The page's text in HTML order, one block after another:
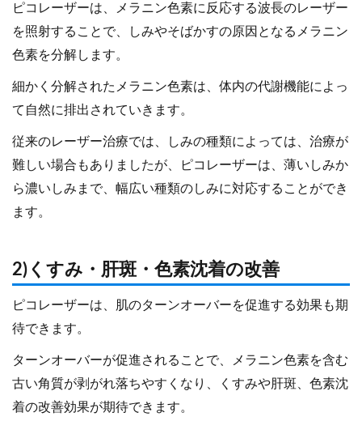
ピコレーザーは、メラニン色素に反応する波長のレーザー
を照射することで、しみやそばかすの原因となるメラニン
色素を分解します。
細かく分解されたメラニン色素は、体内の代謝機能によっ
て自然に排出されていきます。
従来のレーザー治療では、しみの種類によっては、治療が
難しい場合もありましたが、ピコレーザーは、薄いしみか
ら濃いしみまで、幅広い種類のしみに対応することができ
ます。
2)くすみ・肝斑・色素沈着の改善
ピコレーザーは、肌のターンオーバーを促進する効果も期
待できます。
ターンオーバーが促進されることで、メラニン色素を含む
古い角質が剥がれ落ちやすくなり、くすみや肝斑、色素沈
着の改善効果が期待できます。